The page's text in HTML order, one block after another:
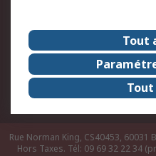
A propos de RS France
Le groupe RS Group Plc
RS dans le monde
Nous rejoindre
Rue Norman King, CS40453,
Hors Taxes. Tél: 09 69 32 22 34
Tout